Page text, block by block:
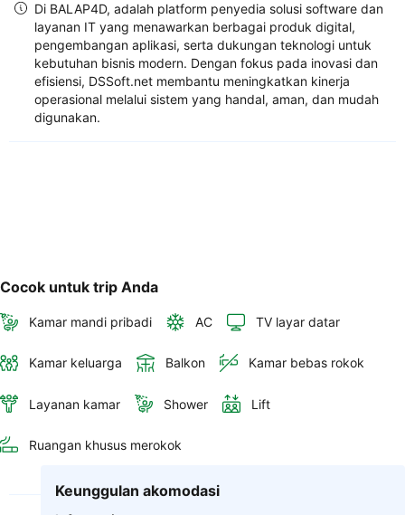
Di BALAP4D, adalah platform penyedia solusi software dan
layanan IT yang menawarkan berbagai produk digital,
pengembangan aplikasi, serta dukungan teknologi untuk
kebutuhan bisnis modern. Dengan fokus pada inovasi dan
efisiensi, DSSoft.net membantu meningkatkan kinerja
operasional melalui sistem yang handal, aman, dan mudah
digunakan.
Cocok untuk trip Anda
Kamar mandi pribadi AC TV layar datar
Kamar keluarga Balkon Kamar bebas rokok
Layanan kamar Shower Lift
Ruangan khusus merokok
Keunggulan akomodasi